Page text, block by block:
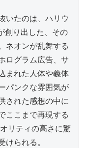
いたのは、ハリウ
創り出した、その
ネオンが乱舞する
ログラム広告、サ
まれた人体や義体
パンクな雰囲気が
された感想の中に
ここまで再現する
リティの高さに驚
けられる。